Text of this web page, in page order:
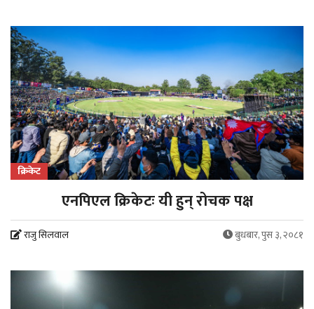
क्रिकेट
एनपिएल क्रिकेटः यी हुन् रोचक पक्ष
राजु सिलवाल बुधबार, पुस ३, २०८१